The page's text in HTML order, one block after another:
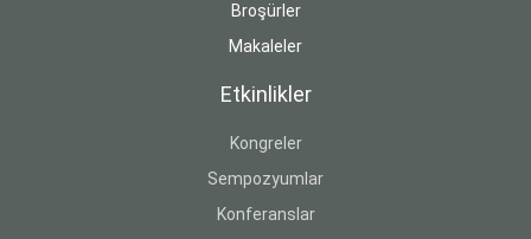
Broşürler
Makaleler
Etkinlikler
Kongreler
Sempozyumlar
Konferanslar